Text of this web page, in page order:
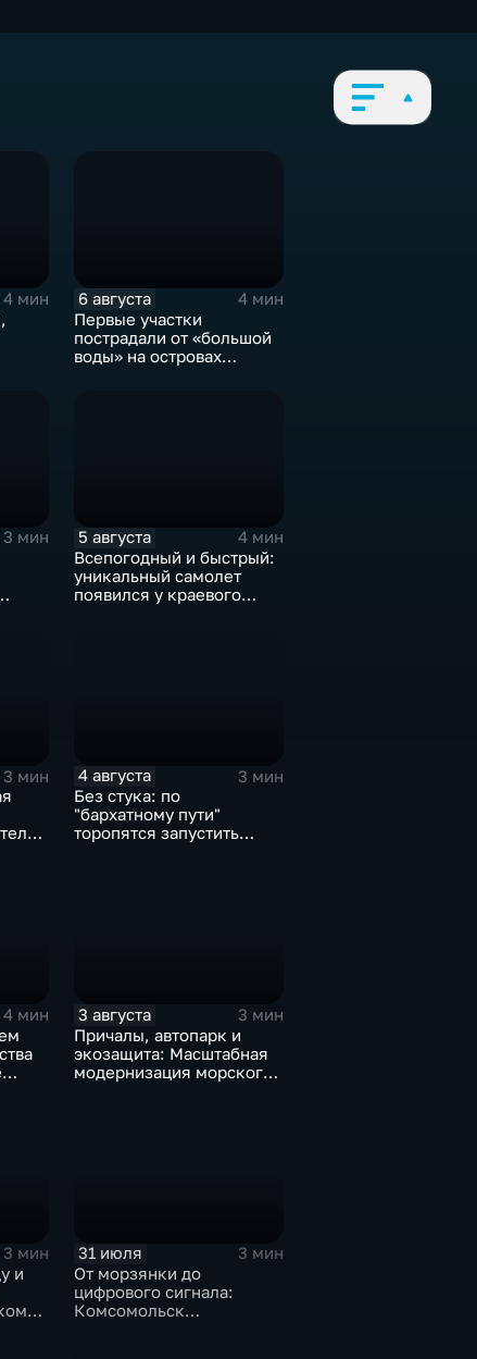
4 мин
6 августа
4 мин
Первые участки
пострадали от «большой
воды» на островах
3 мин
5 августа
4 мин
Всепогодный и быстрый:
уникальный самолет
появился у краевого
3 мин
4 августа
3 мин
Без стука: по
"бархатному пути"
торопятся запустить
4 мин
3 августа
3 мин
Причалы, автопарк и
экозащита: Масштабная
модернизация морского
3 мин
и
31 июля
3 мин
От морзянки до
цифрового сигнала:
Комсомольск